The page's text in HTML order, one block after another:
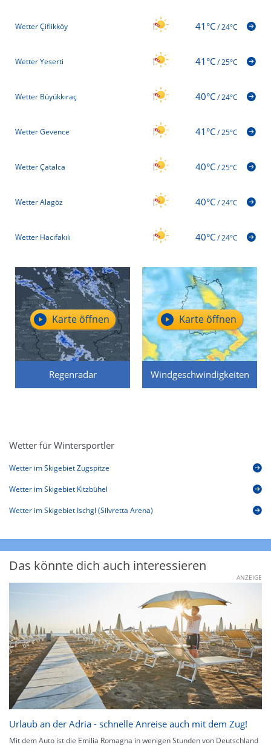
Wetter Çiflikköy 41°C/24°C
Wetter Yeserti 41°C/25°C
Wetter Büyükkıraç 40°C/24°C
Wetter Gevence 41°C/25°C
Wetter Çatalca 40°C/25°C
Wetter Alagöz 40°C/24°C
Wetter Hacıfakılı 40°C/24°C
Regenradar
Karte öffnen
Windgeschwindigkeiten
Karte öffnen
Wetter für Wintersportler
Wetter im Skigebiet Zugspitze
Wetter im Skigebiet Kitzbühel
Wetter im Skigebiet Ischgl (Silvretta Arena)
Das könnte dich auch interessieren
ANZEIGE
Urlaub an der Adria - schnelle Anreise auch mit dem Zug!
Mit dem Auto ist die Emilia Romagna in wenigen Stunden von Deutschland